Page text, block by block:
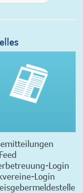
Login
Login